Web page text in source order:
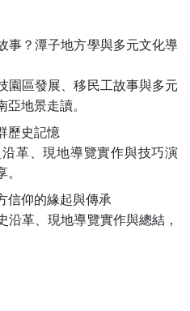
事？潭子地方學與多元文化導
園區發展、移民工故事與多元
地景走讀。
歷史記憶
革、現地導覽實作與技巧演
信仰的緣起與傳承
沿革、現地導覽實作與總結，